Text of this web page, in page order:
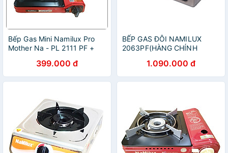
Bếp Gas Mini Namilux Pro
Mother Na - PL 2111 PF +
nhiên }- Hàng Chính Hãng
399.000 đ
BẾP GAS ĐÔI NAMILUX
2063PF(HÀNG CHÍNH
1.090.000 đ